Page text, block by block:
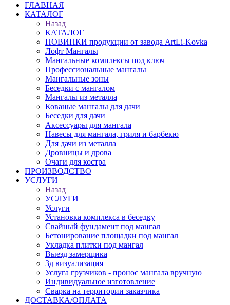
ГЛАВНАЯ
КАТАЛОГ
Назад
КАТАЛОГ
НОВИНКИ продукции от завода ArtLi-Kovka
Лофт Мангалы
Мангальные комплексы под ключ
Профессиональные мангалы
Мангальные зоны
Беседки с мангалом
Мангалы из металла
Кованые мангалы для дачи
Беседки для дачи
Аксессуары для мангала
Навесы для мангала, гриля и барбекю
Для дачи из металла
Дровницы и дрова
Очаги для костра
ПРОИЗВОДСТВО
УСЛУГИ
Назад
УСЛУГИ
Услуги
Установка комплекса в беседку
Свайный фундамент под мангал
Бетонирование площадки под мангал
Укладка плитки под мангал
Выезд замерщика
3д визуализация
Услуга грузчиков - пронос мангала вручную
Индивидуальное изготовление
Сварка на территории заказчика
ДОСТАВКА/ОПЛАТА